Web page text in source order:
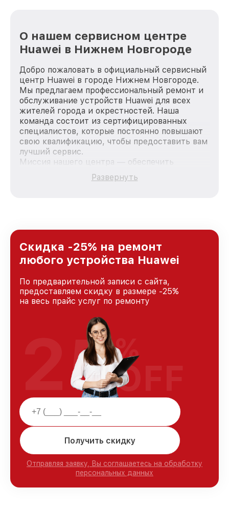
О нашем сервисном центре
Huawei в Нижнем Новгороде
Добро пожаловать в официальный сервисный
центр Huawei в городе Нижнем Новгороде.
Мы предлагаем профессиональный ремонт и
обслуживание устройств Huawei для всех
жителей города и окрестностей. Наша
команда состоит из сертифицированных
специалистов, которые постоянно повышают
свою квалификацию, чтобы предоставить вам
лучший сервис.
Миссия нашего центра — обеспечить
качественный и доступный ремонт для
каждого пользователя продукции Huawei, вне
Нижнем Новгороде, постоянно повышая
уровень доверия и лояльности наших
клиентов.
Развернуть
Скидка -25% на ремонт
любого устройства Huawei
По предварительной записи с сайта,
предоставляем скидку в размере -25%
на весь прайс услуг по ремонту
Получить скидку
Отправляя заявку, Вы соглашаетесь на обработку
персональных данных
25%
OFF